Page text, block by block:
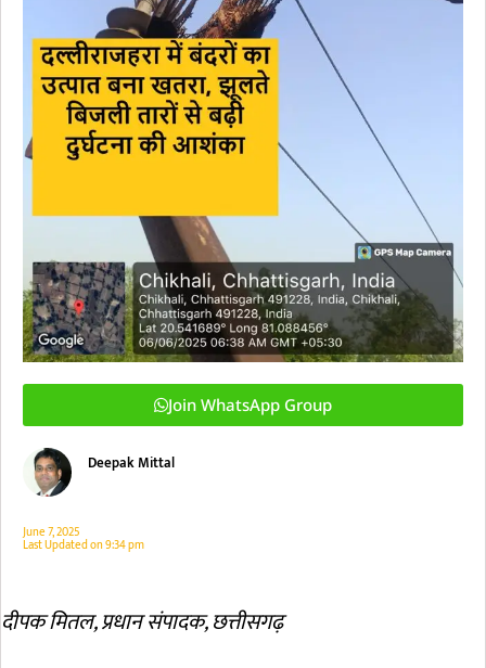
Join WhatsApp Group
Deepak Mittal
June 7, 2025
Last Updated on9:34 pm
दीपक मितल, प्रधान संपादक, छत्तीसगढ़